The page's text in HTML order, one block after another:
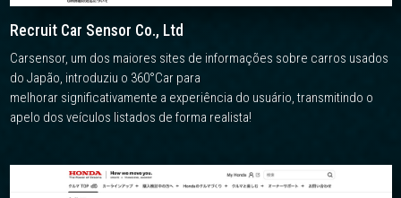
Recruit Car Sensor Co., Ltd
Carsensor, um dos maiores sites de informações sobre carros usados
do Japão, introduziu o 360°Car para
melhorar significativamente a experiência do usuário, transmitindo o
apelo dos veículos listados de forma realista!